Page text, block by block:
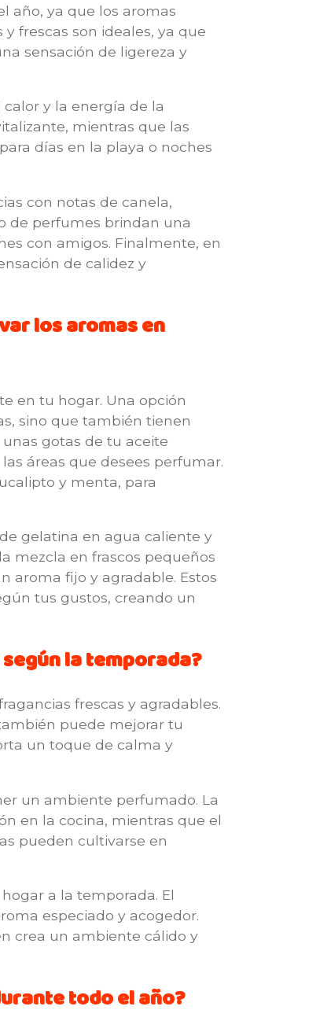
año, ya que los aromas
frescas son ideales, ya que
sensación de ligereza y
y la energía de la
mientras que las
días en la playa o noches
con notas de canela,
de perfumes brindan una
con amigos. Finalmente, en
de calidez y
los aromas en
en tu hogar. Una opción
sino que también tienen
gotas de tu aceite
áreas que desees perfumar.
y menta, para
gelatina en agua caliente y
mezcla en frascos pequeños
aroma fijo y agradable. Estos
tus gustos, creando un
la temporada?
frescas y agradables.
puede mejorar tu
un toque de calma y
un ambiente perfumado. La
en la cocina, mientras que el
pueden cultivarse en
a la temporada. El
especiado y acogedor.
crea un ambiente cálido y
todo el año?